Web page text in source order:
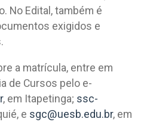
No Edital, também é
exigidos e
a matrícula, entre em
de Cursos pelo e-
, em Itapetinga; ssc-
e sgc@uesb.edu.br, em